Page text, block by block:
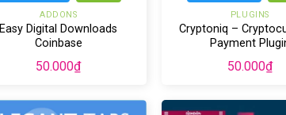
ADDONS
Easy Digital Downloads
Coinbase
50.000₫
PLUGINS
Cryptoniq –
Payment
50.000₫